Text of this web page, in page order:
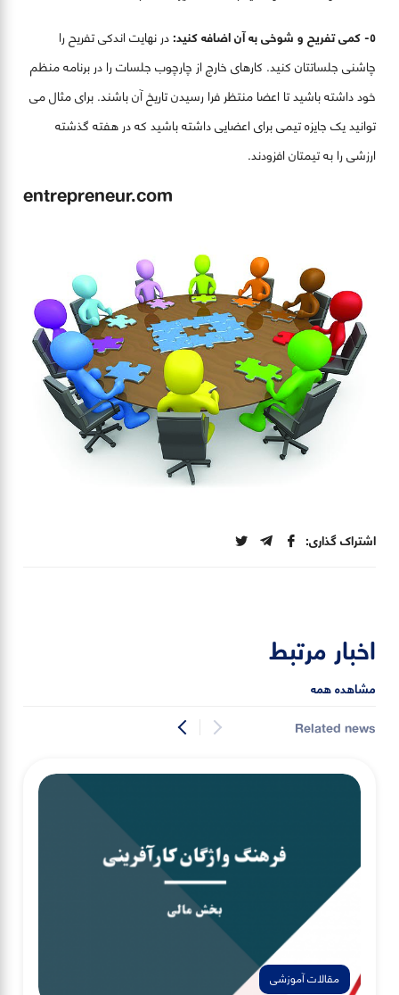
٥- کمی تفریح و شوخی به آن اضافه کنید:
در نهایت اندکی تفریح را
چاشنی جلساتتان کنید. کارهای خارج از چارچوب جلسات را در برنامه منظم
خود داشته باشید تا اعضا منتظر فرا رسیدن تاریخ آن باشند. برای مثال می
توانید یک جایزه تیمی برای اعضایی داشته باشید که در هفته گذشته
ارزشی را به تیمتان افزودند.
entrepreneur.com
اشتراک گذاری:
اخبار مرتبط
مشاهده همه
Related news
مقالات آموزشی